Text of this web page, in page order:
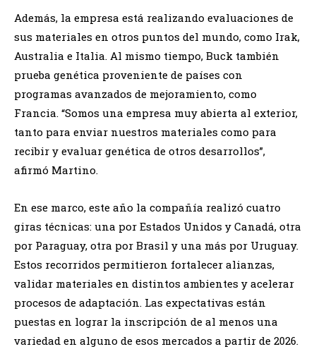
Además, la empresa está realizando evaluaciones de
sus materiales en otros puntos del mundo, como Irak,
Australia e Italia. Al mismo tiempo, Buck también
prueba genética proveniente de países con
programas avanzados de mejoramiento, como
Francia. “Somos una empresa muy abierta al exterior,
tanto para enviar nuestros materiales como para
recibir y evaluar genética de otros desarrollos”,
afirmó Martino.
En ese marco, este año la compañía realizó cuatro
giras técnicas: una por Estados Unidos y Canadá, otra
por Paraguay, otra por Brasil y una más por Uruguay.
Estos recorridos permitieron fortalecer alianzas,
validar materiales en distintos ambientes y acelerar
procesos de adaptación. Las expectativas están
puestas en lograr la inscripción de al menos una
variedad en alguno de esos mercados a partir de 2026.